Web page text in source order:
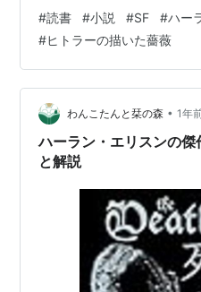
スポンサーに配慮して
故により自分に注射を
ファンレター
「あなたの作品がよく
レターに対しエリスン
名前を騙って手紙を書
たれた方がよいでしょ
http://
sting.google.com
"Dead gopher"
と印象がかなり変わる。最
エリスンっぽくない。かな
エリスンは最初からエリス
性、感情移入能力の重視と
いとさえ思ってしまう。 以
感想。「苦痛神」は文章だ
し…
#読書 #小説 #SF #ハー
#ヒトラーの描いた薔薇
わんこたんと栞の森 • 1年
ハーラン・エリスンの傑
と解説